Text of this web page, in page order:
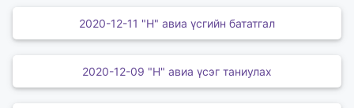
2020-12-11 "Н" авиа үсгийн бататгал
2020-12-09 "Н" авиа үсэг таниулах